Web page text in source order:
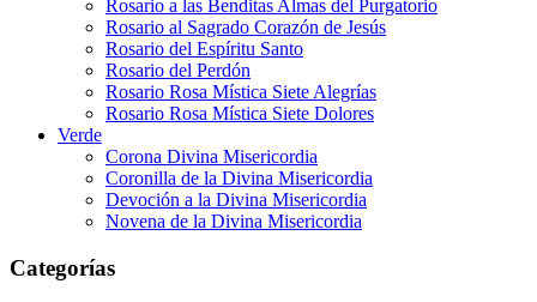
Rosario a las Benditas Almas del Purgatorio
Rosario al Sagrado Corazón de Jesús
Rosario del Espíritu Santo
Rosario del Perdón
Rosario Rosa Mística Siete Alegrías
Rosario Rosa Mística Siete Dolores
Verde
Corona Divina Misericordia
Coronilla de la Divina Misericordia
Devoción a la Divina Misericordia
Novena de la Divina Misericordia
Categorías